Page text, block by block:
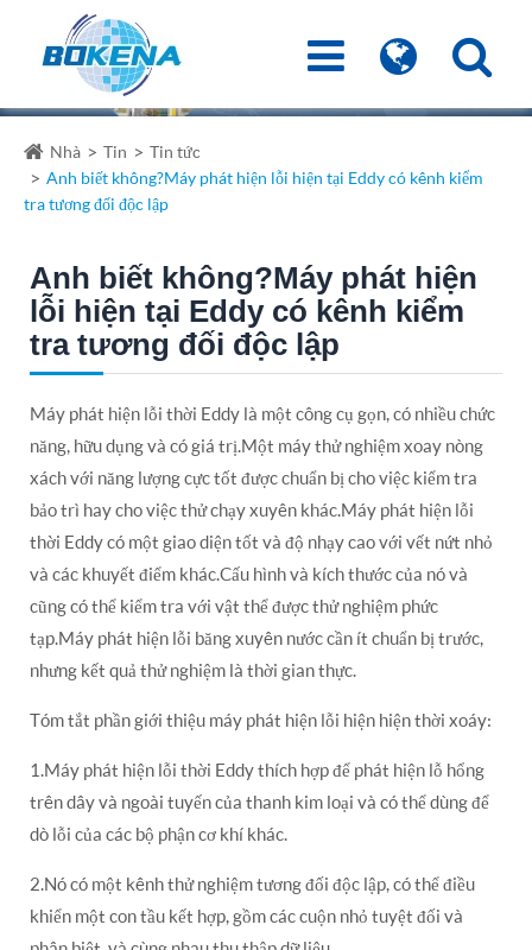
Nhà Tin
Tin tức
Anh biết không?Máy phát hiện lỗi hiện tại Eddy có kênh kiểm
tra tương đối độc lập
Anh biết không?Máy phát hiện
lỗi hiện tại Eddy có kênh kiểm
tra tương đối độc lập
Máy phát hiện lỗi thời Eddy là một công cụ gọn, có nhiều chức
năng, hữu dụng và có giá trị.Một máy thử nghiệm xoay nòng
xách với năng lượng cực tốt được chuẩn bị cho việc kiểm tra
bảo trì hay cho việc thử chạy xuyên khác.Máy phát hiện lỗi
thời Eddy có một giao diện tốt và độ nhạy cao với vết nứt nhỏ
và các khuyết điểm khác.Cấu hình và kích thước của nó và
cũng có thể kiểm tra với vật thể được thử nghiệm phức
tạp.Máy phát hiện lỗi băng xuyên nước cần ít chuẩn bị trước,
nhưng kết quả thử nghiệm là thời gian thực.
Tóm tắt phần giới thiệu máy phát hiện lỗi hiện hiện thời xoáy:
1.Máy phát hiện lỗi thời Eddy thích hợp để phát hiện lỗ hổng
trên dây và ngoài tuyến của thanh kim loại và có thể dùng để
dò lỗi của các bộ phận cơ khí khác.
2.Nó có một kênh thử nghiệm tương đối độc lập, có thể điều
khiển một con tầu kết hợp, gồm các cuộn nhỏ tuyệt đối và